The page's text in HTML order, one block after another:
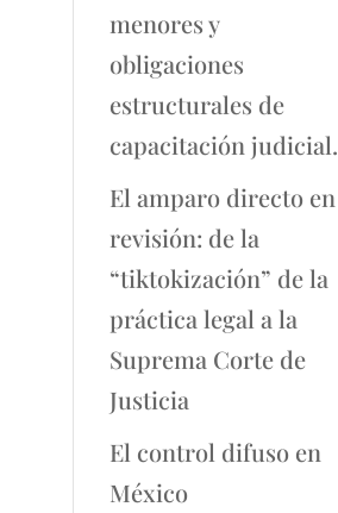
menores y
obligaciones
estructurales de
capacitación judicial.
El amparo directo en
revisión: de la
“tiktokización” de la
práctica legal a la
Suprema Corte de
Justicia
El control difuso en
México